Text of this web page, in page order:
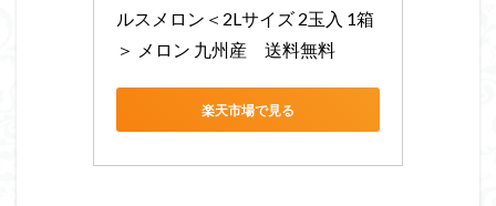
ルスメロン＜2Lサイズ 2玉入 1箱
＞ メロン 九州産　送料無料
楽天市場で見る